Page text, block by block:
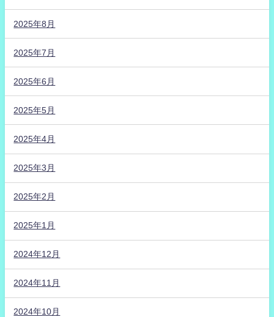
2025年8月
2025年7月
2025年6月
2025年5月
2025年4月
2025年3月
2025年2月
2025年1月
2024年12月
2024年11月
2024年10月